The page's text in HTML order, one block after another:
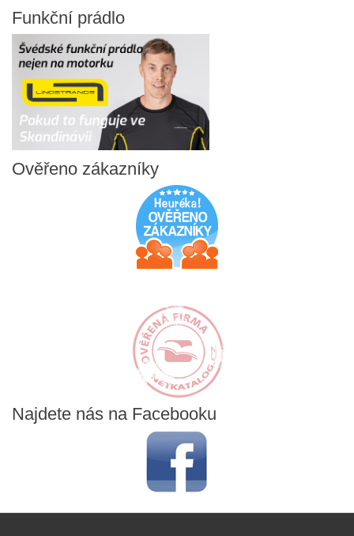
Funkční prádlo
Ověřeno zákazníky
Najdete nás na Facebooku